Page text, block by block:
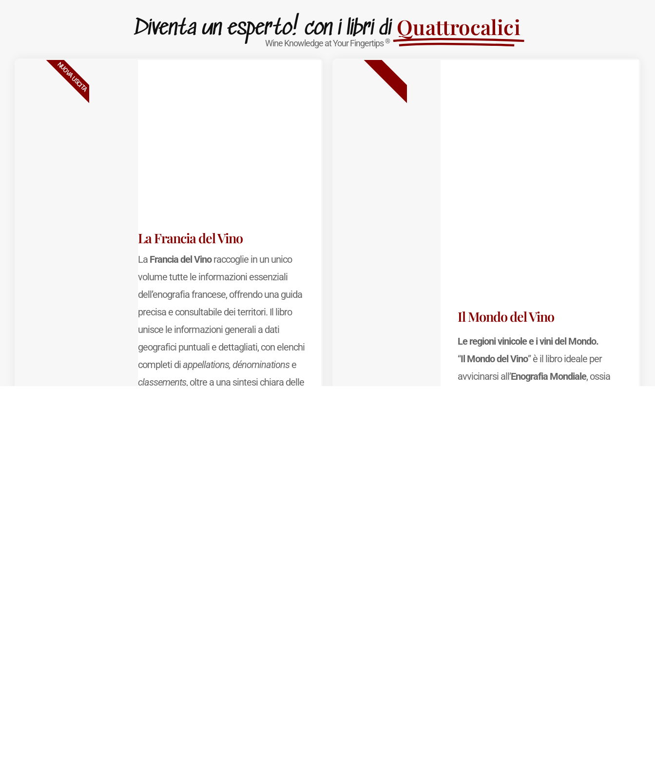
Diventa un esperto! con i libri di Quattrocalici
Wine Knowledge at Your Fingertips®
La Francia del Vino
La Francia del Vinoraccoglie in un unico
volume tutte le informazioni essenziali
dell’enografia francese, offrendo una guida
precisa e consultabile dei territori. Il libro
unisce le informazioni generali a dati
geografici puntuali e dettagliati, con elenchi
completi diappellations, dénominations e
classements, oltre a una sintesi chiara delle
NUOVA USCITA
Il Mondo del Vino
Le regioni vinicole e i vini del Mondo.
“Il Mondo del Vino” è il libro ideale per
avvicinarsi all’Enografia Mondiale, ossia
BESTSELLER